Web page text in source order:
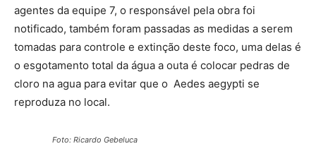
agentes da equipe 7, o responsável pela obra foi
notificado, também foram passadas as medidas a serem
tomadas para controle e extinção deste foco, uma delas é
o esgotamento total da água a outa é colocar pedras de
cloro na agua para evitar que o Aedes aegypti se
reproduza no local.
Foto: Ricardo Gebeluca